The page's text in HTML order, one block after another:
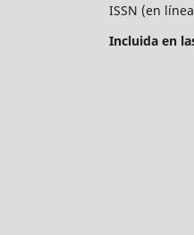
ISSN (en
Incluida en